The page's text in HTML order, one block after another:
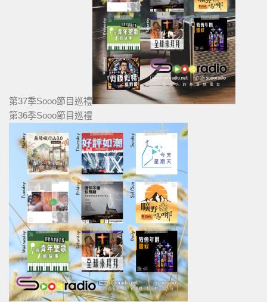
第37季Sooo節目巡禮
第36季Sooo節目巡禮